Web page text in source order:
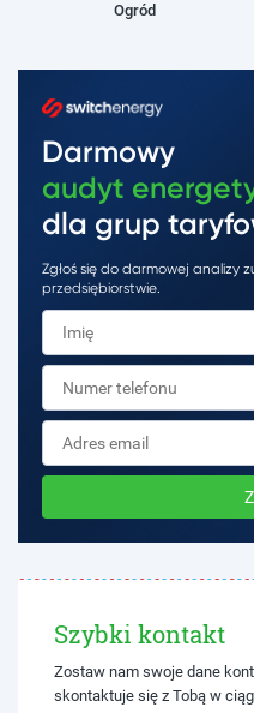
Ogród
Darmowy
audyt
dla grup
Zgłoś się do darmowej analizy
przedsiębiorstwie.
Szybki kontakt
Zostaw nam swoje dane
skontaktuje się z Tobą w